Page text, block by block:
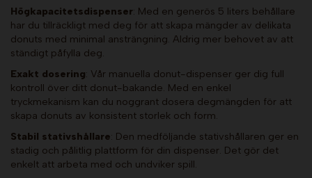
Högkapacitetsdispenser: Med en generös 5 liters behållare
har du tillräckligt med deg för att skapa mängder av delikata
donuts med minimal ansträngning. Aldrig mer behovet av att
ständigt påfylla deg.
Exakt dosering: Vår manuella donut-dispenser ger dig full
kontroll över ditt donut-bakande. Med en enkel
tryckmekanism kan du noggrant dosera degmängden för att
skapa donuts av konsistent storlek och form.
Stabil stativshållare: Den medföljande stativshållaren ger en
stadig och pålitlig plattform för din dispenser. Det gör det
enkelt att arbeta med och undviker spill.